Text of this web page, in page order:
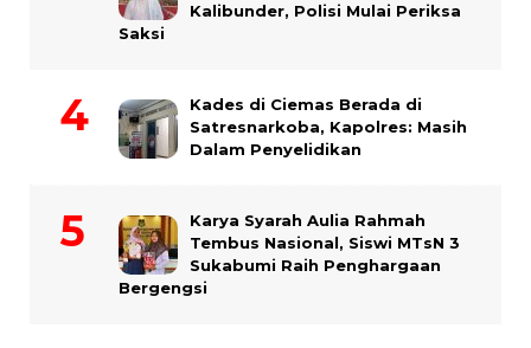
Kalibunder, Polisi Mulai Periksa
Saksi
Kades di Ciemas Berada di
Satresnarkoba, Kapolres: Masih
Dalam Penyelidikan
Karya Syarah Aulia Rahmah
Tembus Nasional, Siswi MTsN 3
Sukabumi Raih Penghargaan
Bergengsi